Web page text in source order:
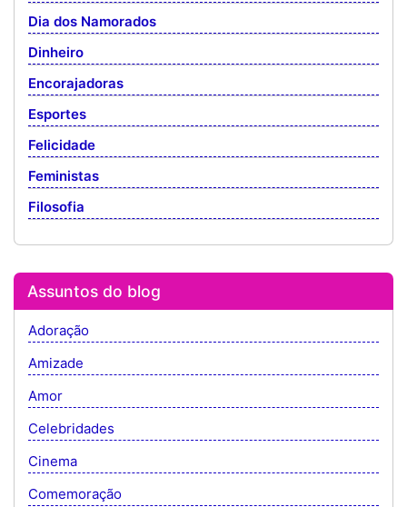
Dia dos Namorados
Dinheiro
Encorajadoras
Esportes
Felicidade
Feministas
Filosofia
Assuntos do blog
Adoração
Amizade
Amor
Celebridades
Cinema
Comemoração